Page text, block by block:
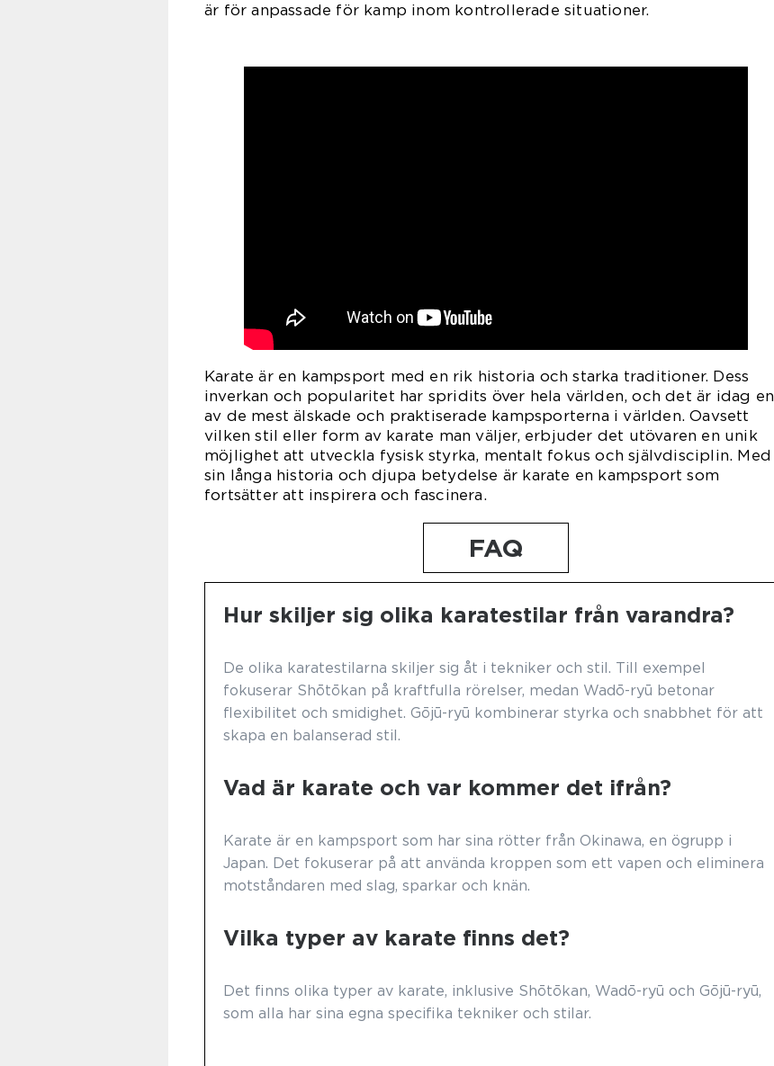
är för anpassade för kamp inom kontrollerade situationer.
Karate är en kampsport med en rik historia och starka traditioner. Dess
inverkan och popularitet har spridits över hela världen, och det är idag en
av de mest älskade och praktiserade kampsporterna i världen. Oavsett
vilken stil eller form av karate man väljer, erbjuder det utövaren en unik
möjlighet att utveckla fysisk styrka, mentalt fokus och självdisciplin. Med
sin långa historia och djupa betydelse är karate en kampsport som
fortsätter att inspirera och fascinera.
FAQ
Hur skiljer sig olika karatestilar från varandra?
De olika karatestilarna skiljer sig åt i tekniker och stil. Till exempel
fokuserar Shōtōkan på kraftfulla rörelser, medan Wadō-ryū betonar
flexibilitet och smidighet. Gōjū-ryū kombinerar styrka och snabbhet för att
skapa en balanserad stil.
Vad är karate och var kommer det ifrån?
Karate är en kampsport som har sina rötter från Okinawa, en ögrupp i
Japan. Det fokuserar på att använda kroppen som ett vapen och eliminera
motståndaren med slag, sparkar och knän.
Vilka typer av karate finns det?
Det finns olika typer av karate, inklusive Shōtōkan, Wadō-ryū och Gōjū-ryū,
som alla har sina egna specifika tekniker och stilar.